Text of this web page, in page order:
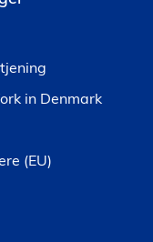
in Denmark
(EU)